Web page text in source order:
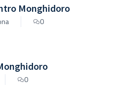
Monghidoro
0
0